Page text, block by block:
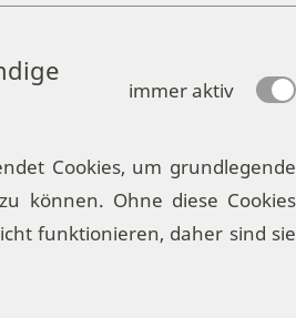
immer aktiv
Cookies, um grundlegende
können. Ohne diese Cookies
funktionieren, daher sind sie